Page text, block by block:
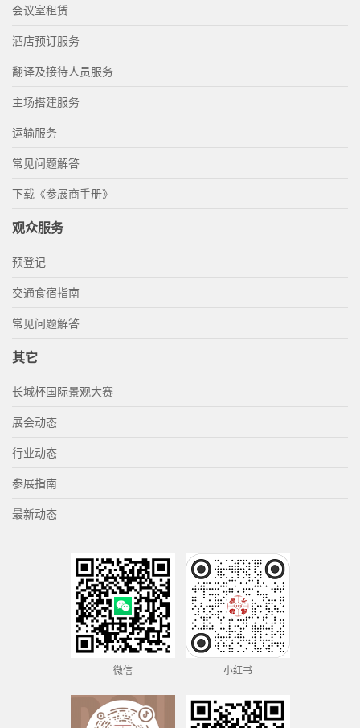
会议室租赁
酒店预订服务
翻译及接待人员服务
主场搭建服务
运输服务
常见问题解答
下载《参展商手册》
观众服务
预登记
交通食宿指南
常见问题解答
其它
长城杯国际景观大赛
展会动态
行业动态
参展指南
最新动态
微信 小红书